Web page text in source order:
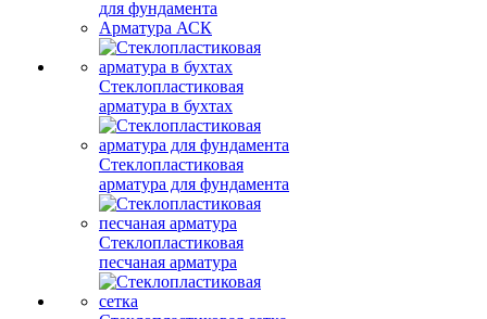
для фундамента
Арматура АСК
Стеклопластиковая
арматура в бухтах
Стеклопластиковая
арматура для фундамента
Стеклопластиковая
песчаная арматура